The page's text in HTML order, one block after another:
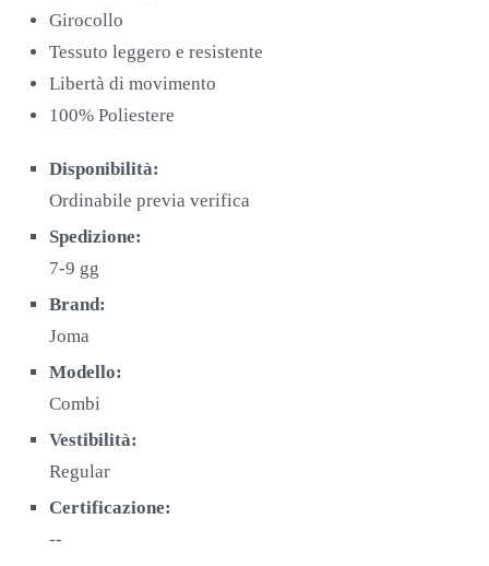
Girocollo
Tessuto leggero e resistente
Libertà di movimento
100% Poliestere
Disponibilità:
Ordinabile previa verifica
Spedizione:
7-9 gg
Brand:
Joma
Modello:
Combi
Vestibilità:
Regular
Certificazione:
--